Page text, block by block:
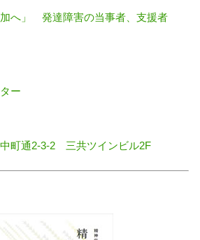
加へ」 発達障害の当事者、支援者
ー
町通2-3-2 三共ツインビル2F